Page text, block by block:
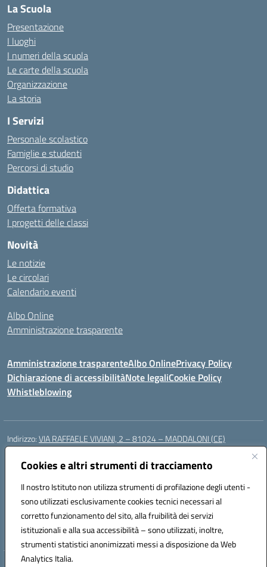
Cookies e altri strumenti di tracciamento
Il nostro Istituto non utilizza strumenti di profilazione degli utenti -
sono utilizzati esclusivamente cookies tecnici necessari al
corretto funzionamento del sito, alla fruibilità dei servizi
istituzionali e alla sua accessibilità – sono utilizzati, inoltre,
strumenti statistici anonimizzati messi a disposizione da Web
Analytics Italia.
La Scuola
Presentazione
I luoghi
I numeri della scuola
Le carte della scuola
Organizzazione
La storia
I Servizi
Personale scolastico
Famiglie e studenti
Percorsi di studio
Didattica
Offerta formativa
I progetti delle classi
Novità
Le notizie
Le circolari
Calendario eventi
Albo Online
Amministrazione trasparente
Amministrazione trasparenteAlbo OnlinePrivacy Policy
Dichiarazione di accessibilitàNote legaliCookie Policy
Whistleblowing
Indirizzo:VIA RAFFAELE VIVIANI, 2 – 81024 – MADDALONI (CE)
Centralino:
Posta elettronica certificata (PEC):ceic8av00r@pec.istruzione.it
Codice fiscale: 93086020612
Codice meccanografico:CEIC8AV00R
Codice Indice delle Pubbliche Amministrazioni (IPA): icamm
Codice unico di fatturazione (CUF): UF8WE6